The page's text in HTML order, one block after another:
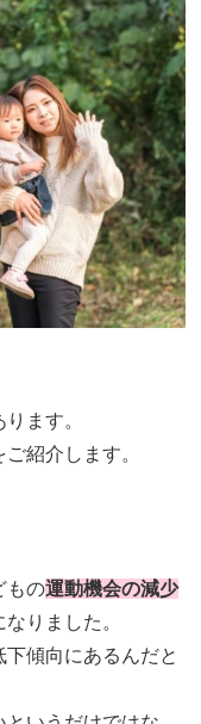
ます。
紹介します。
もの運動機会の減少
りました。
傾向にあるんだと